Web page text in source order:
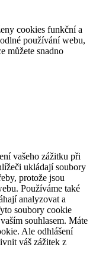
cookies funkční a
používání webu,
můžete snadno
vašeho zážitku při
ukládají soubory
protože jsou
Používáme také
analyzovat a
soubory cookie
souhlasem. Máte
Ale odhlášení
váš zážitek z